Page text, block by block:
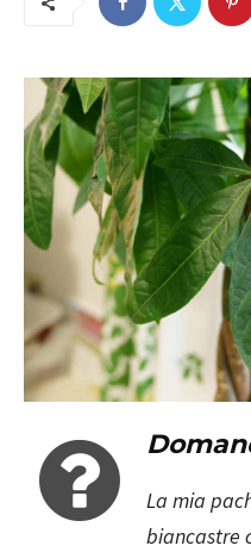
La mia
biancastre